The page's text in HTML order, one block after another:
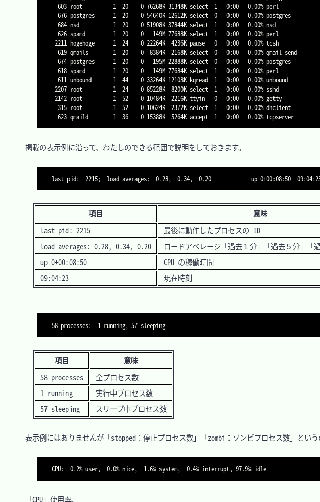
  623 qmaild        1  36    0 15388K  5264K accept  1   0:00   0.00% tcpserver
掲載の表示例に沿って、わたしのできる範囲で説明をしておきます。
last pid:  2215;  load averages:  0.28,  0.34,  0.20             up 0+00:08:50
項目
意味
last pid: 2215
最後に動作したプロセスの ID
load averages: 0.28, 0.34, 0.20
ロードアベレージ「過去１分」「過去５分」「
up 0+00:08:50
CPU の稼働時間
09:04:23
現在時刻
58 processes:  1 running, 57 sleeping
項目
意味
58 processes
全プロセス数
1 running
実行中プロセス数
57 sleeping
スリープ中プロセス数
表示例にはありませんが「stopped：停止プロセス数」「zombi：ゾンビプロセス数」という
CPU:  0.2% user,  0.0% nice,  1.6% system,  0.4% interrupt, 97.9% idle
「CPU」使用率。